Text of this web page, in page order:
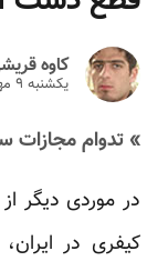
کاوه
یکشنبه ۹ مهر ۱۳۹۱
» تدوام مجازات
در موردی دیگر
کیفری در